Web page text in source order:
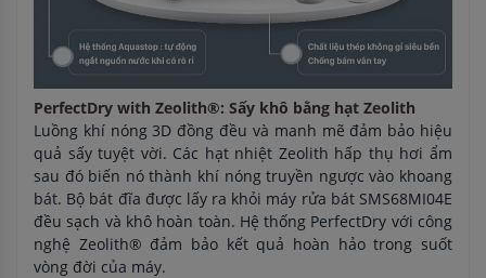
PerfectDry with Zeolith®: Sấy khô bằng hạt Zeolith
Luồng khí nóng 3D đồng đều và manh mẽ đảm bảo hiệu
quả sấy tuyệt vời. Các hạt nhiệt Zeolith hấp thụ hơi ẩm
sau đó biến nó thành khí nóng truyền ngược vào khoang
bát. Bộ bát đĩa được lấy ra khỏi máy rửa bát SMS68MI04E
đều sạch và khô hoàn toàn. Hệ thống PerfectDry với công
nghệ Zeolith® đảm bảo kết quả hoàn hảo trong suốt
vòng đời của máy.